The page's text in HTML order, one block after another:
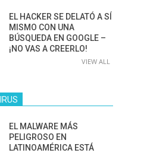
EL HACKER SE DELATÓ A SÍ
MISMO CON UNA
BÚSQUEDA EN GOOGLE –
¡NO VAS A CREERLO!
VIEW ALL
EL MALWARE MÁS
PELIGROSO EN
LATINOAMÉRICA ESTÁ